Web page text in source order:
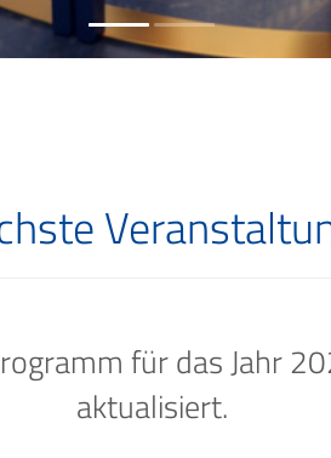
für das Jahr
aktualisiert.